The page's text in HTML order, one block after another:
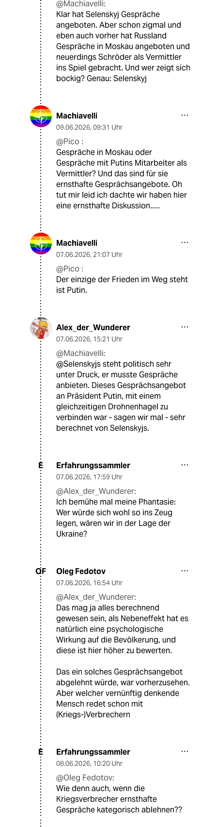
@Machiavelli:
Klar hat Selenskyj Gespräche
angeboten. Aber schon zigmal und
eben auch vorher hat Russland
Gespräche in Moskau angeboten und
neuerdings Schröder als Vermittler
ins Spiel gebracht. Und wer zeigt sich
bockig? Genau: Selenskyj
Machiavelli
09.06.2026, 09:31 Uhr
@Pico :
Gespräche in Moskau oder
Gespräche mit Putins Mitarbeiter als
Vermittler? Und das sind für sie
ernsthafte Gesprächsangebote. Oh
tut mir leid ich dachte wir haben hier
eine ernsthafte Diskussion.....
Machiavelli
07.06.2026, 21:07 Uhr
@Pico :
Der einzige der Frieden im Weg steht
ist Putin.
Alex_der_Wunderer
07.06.2026, 15:21 Uhr
@Machiavelli:
@Selenskyjs steht politisch sehr
unter Druck, er musste Gespräche
anbieten. Dieses Gesprächsangebot
an Präsident Putin, mit einem
gleichzeitigen Drohnenhagel zu
verbinden war - sagen wir mal - sehr
berechnet von Selenskyjs.
E Erfahrungssammler
07.06.2026, 17:59 Uhr
@Alex_der_Wunderer:
Ich bemühe mal meine Phantasie:
Wer würde sich wohl so ins Zeug
legen, wären wir in der Lage der
Ukraine?
OF Oleg Fedotov
07.06.2026, 16:54 Uhr
@Alex_der_Wunderer:
Das mag ja alles berechnend
gewesen sein, als Nebeneffekt hat es
natürlich eine psychologische
Wirkung auf die Bevölkerung, und
diese ist hier höher zu bewerten.
Das ein solches Gesprächsangebot
abgelehnt würde, war vorherzusehen.
Aber welcher vernünftig denkende
Mensch redet schon mit
(Kriegs-)Verbrechern
E Erfahrungssammler
08.06.2026, 10:20 Uhr
@Oleg Fedotov:
Wie denn auch, wenn die
Kriegsverbrecher ernsthafte
Gespräche kategorisch ablehnen??